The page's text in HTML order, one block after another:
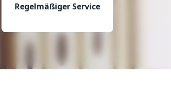
Regelmäßiger Service